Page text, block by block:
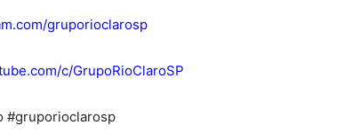
gruporioclarosp
c/GrupoRioClaroSP
#gruporioclarosp